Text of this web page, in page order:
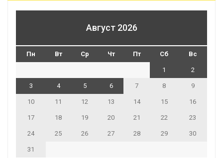
Август 2026
Пн Вт Ср Чт Пт Сб Вс
1 2
3 4 5 6 7 8 9
10 11 12 13 14 15 16
17 18 19 20 21 22 23
24 25 26 27 28 29 30
31